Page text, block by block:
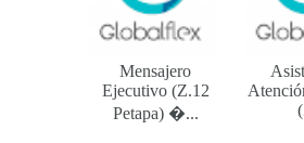
Mensajero
Ejecutivo (Z.12
Petapa) ...